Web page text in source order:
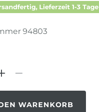
Lieferzeit 1-3 Tage
94803
WARENKORB